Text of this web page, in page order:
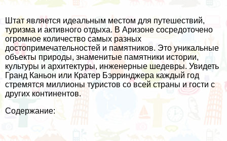
Штат является идеальным местом для путешествий,
туризма и активного отдыха. В Аризоне сосредоточено
огромное количество самых разных
достопримечательностей и памятников. Это уникальные
объекты природы, знаменитые памятники истории,
культуры и архитектуры, инженерные шедевры. Увидеть
Гранд Каньон или Кратер Бэрринджера каждый год
стремятся миллионы туристов со всей страны и гости с
других континентов.
Содержание: